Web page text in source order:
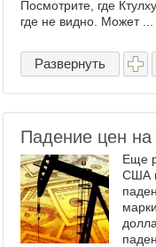
Посмотрите, где
где не видно. Может ...
Развернуть
Падение цен
Еще
США